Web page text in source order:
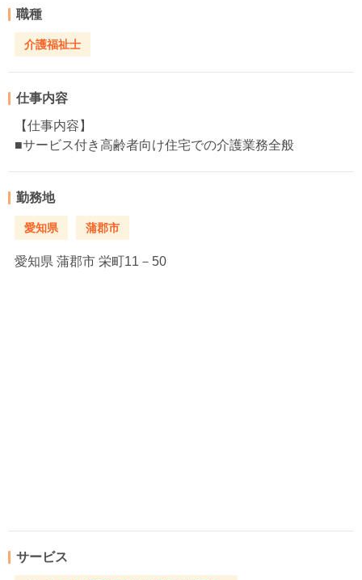
職種
介護福祉士
仕事内容
【仕事内容】
■サービス付き高齢者向け住宅での介護業務全般
勤務地
愛知県 蒲郡市
愛知県 蒲郡市 栄町11－50
サービス